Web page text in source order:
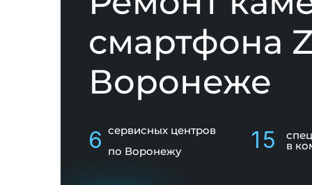
смартфона
Воронеже
6 сервисных центров
по Воронежу
15 в